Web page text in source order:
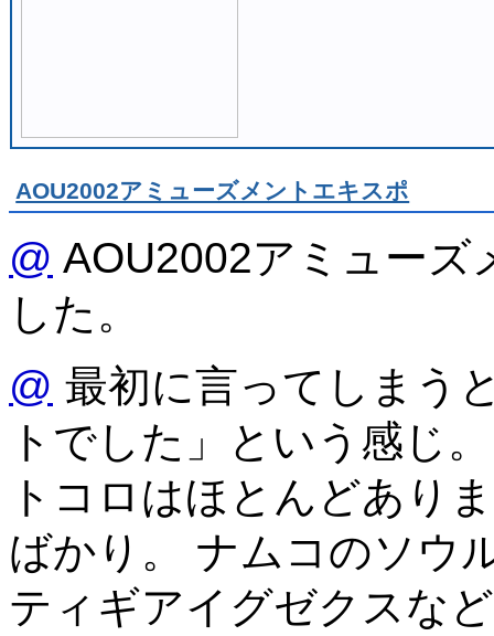
AOU2002アミューズメントエキスポ
@ AOU2002アミューズ
した。
@ 最初に言ってしまう
トでした」という感じ
トコロはほとんどあり
ばかり。 ナムコのソウ
ティギアイグゼクスな